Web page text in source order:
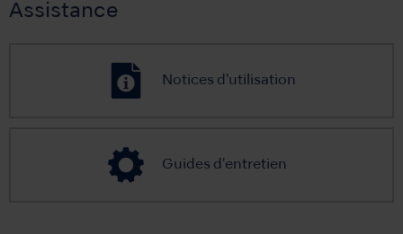
Assistance
Notices d'utilisation
Guides d'entretien